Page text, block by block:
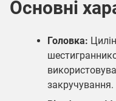
Основні
Головка:
закручування.